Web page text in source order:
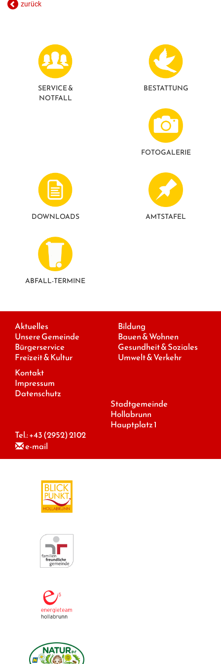
zurück
SERVICE &
NOTFALL
BESTATTUNG
FOTO­GALERIE
DOWNLOADS AMTSTAFEL
ABFALL-TERMINE
Aktuelles
Unsere Gemeinde
Bürgerservice
Freizeit & Kultur
Bildung
Bauen & Wohnen
Gesundheit & Soziales
Umwelt & Verkehr
Kontakt
Impressum
Datenschutz
Stadtgemeinde
Hollabrunn
Hauptplatz 1
Tel.:+43 (2952) 2102
e-mail